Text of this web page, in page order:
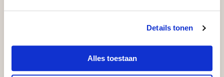
Details tonen
Alles toestaan
bestaat uit Manoushka, Selin Akkulak, Shahine El-
De voorstelling ‘Moeder van Europa’ van Orkater
krijgt steun van hetBlockbusterfonds: een